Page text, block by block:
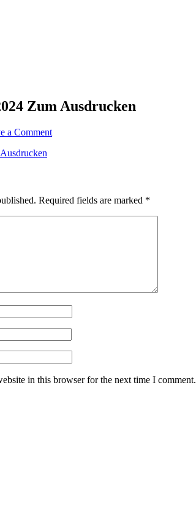
Zum Ausdrucken
a Comment
Required fields are marked *
in this browser for the next time I comment.